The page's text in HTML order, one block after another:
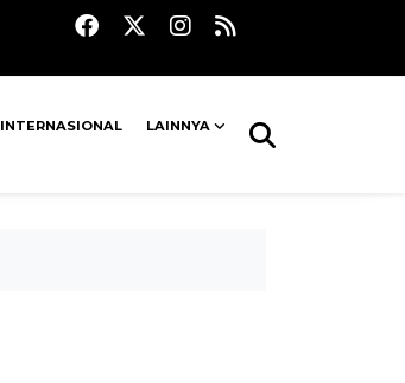
INTERNASIONAL LAINNYA